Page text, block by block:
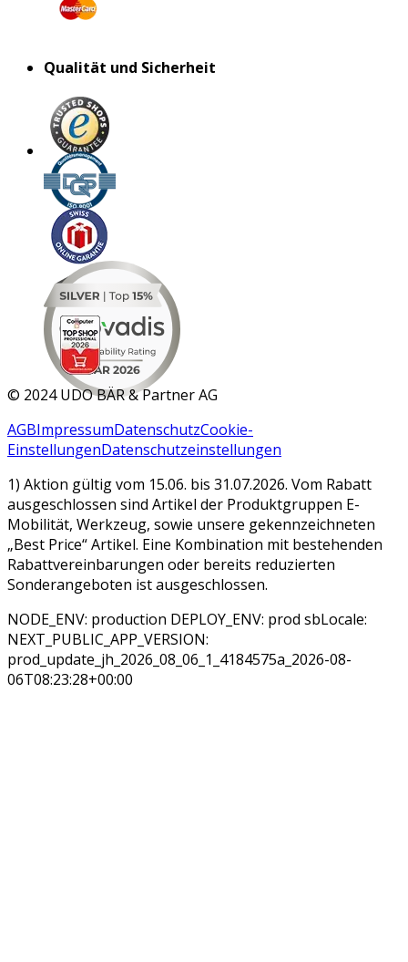
Qualität und Sicherheit
MAR 2026
© 2024 UDO BÄR & Partner AG
AGBImpressumDatenschutzCookie-
EinstellungenDatenschutzeinstellungen
1) Aktion gültig vom 15.06. bis 31.07.2026. Vom Rabatt
ausgeschlossen sind Artikel der Produktgruppen E-
Mobilität, Werkzeug, sowie unsere gekennzeichneten
„Best Price“ Artikel. Eine Kombination mit bestehenden
Rabattvereinbarungen oder bereits reduzierten
Sonderangeboten ist ausgeschlossen.
NODE_ENV: production DEPLOY_ENV: prod sbLocale:
NEXT_PUBLIC_APP_VERSION:
prod_update_jh_2026_08_06_1_4184575a_2026-08-
06T08:23:28+00:00